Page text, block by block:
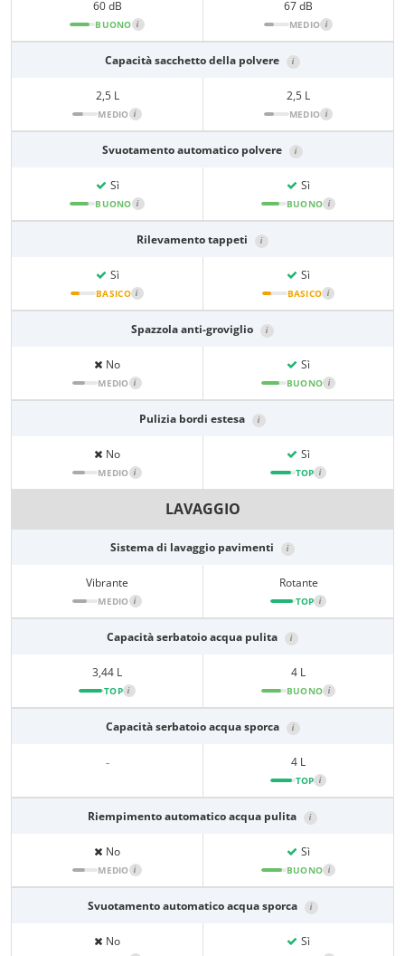
60 dB
BUONO i
67 dB
MEDIO i
Capacità sacchetto della polvere i
2,5 L
MEDIO i
2,5 L
MEDIO i
Svuotamento automatico polvere i
Sì
BUONO i
Sì
BUONO i
Rilevamento tappeti i
Sì
BASICO i
Sì
BASICO i
Spazzola anti-groviglio i
No
MEDIO i
Sì
BUONO i
Pulizia bordi estesa i
No
MEDIO i
Sì
TOP i
LAVAGGIO
Sistema di lavaggio pavimenti i
Vibrante
MEDIO i
Rotante
TOP i
Capacità serbatoio acqua pulita i
3,44 L
TOP i
4 L
BUONO i
Capacità serbatoio acqua sporca i
- 4 L
TOP i
Riempimento automatico acqua pulita i
No
MEDIO i
Sì
BUONO i
Svuotamento automatico acqua sporca i
No Sì